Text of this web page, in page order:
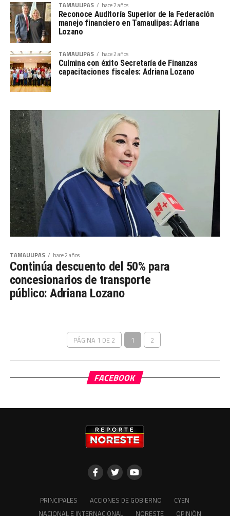
TAMAULIPAS hace 2 años
Reconoce Auditoría Superior de la Federación
manejo financiero en Tamaulipas: Adriana
Lozano
TAMAULIPAS hace 2 años
Culmina con éxito Secretaría de Finanzas
capacitaciones fiscales: Adriana Lozano
TAMAULIPAS hace 2 años
Continúa descuento del 50% para
concesionarios de transporte
público: Adriana Lozano
PÁGINA 1 DE 2 1 2
FACEBOOK
PRINCIPALES ACCIONES DE GOBIERNO
CYEN
NACIONAL E INTERNACIONAL
NORESTE OPINIÓN